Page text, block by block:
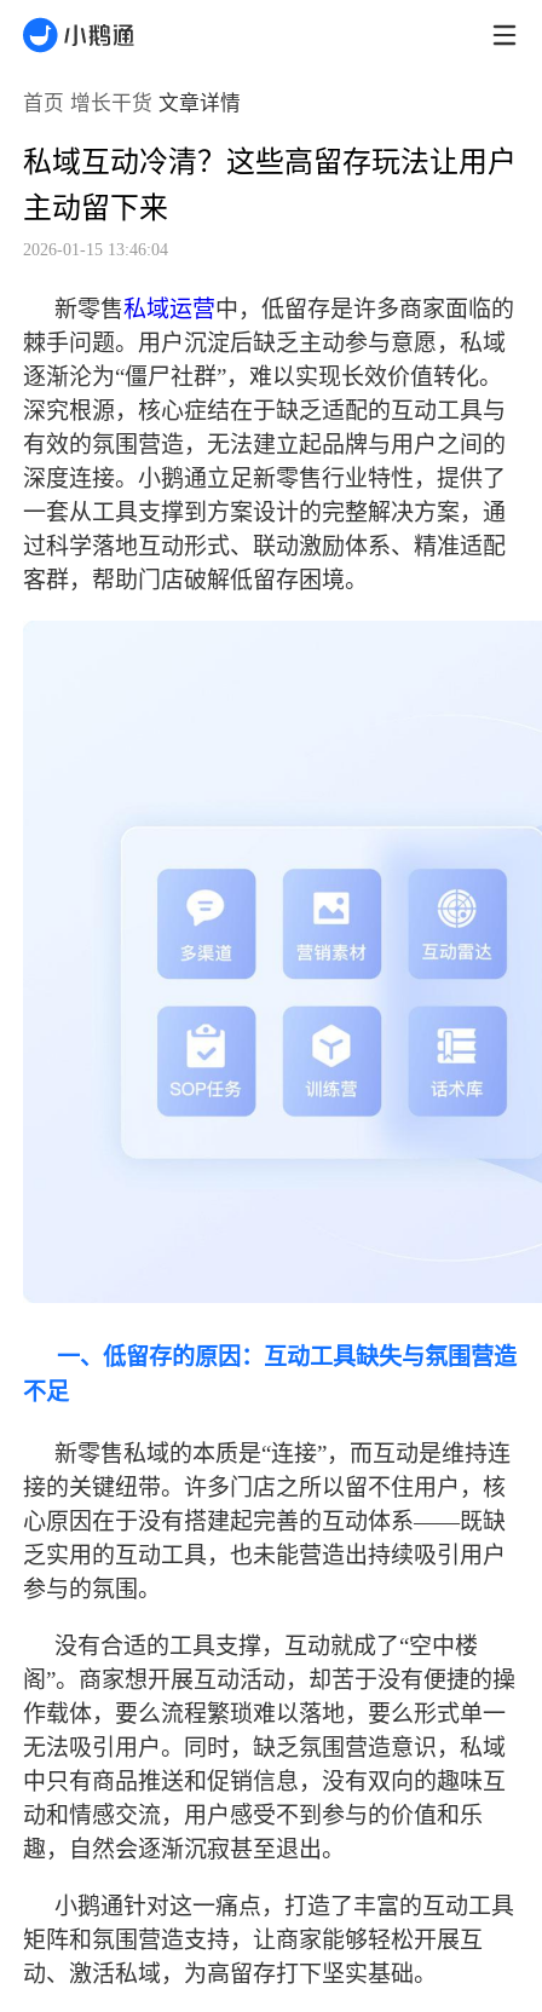
首页 增长干货 文章详情
私域互动冷清？这些高留存玩法让用户
主动留下来
2026-01-15 13:46:04
新零售私域运营中，低留存是许多商家面临的
棘手问题。用户沉淀后缺乏主动参与意愿，私域
逐渐沦为“僵尸社群”，难以实现长效价值转化。
深究根源，核心症结在于缺乏适配的互动工具与
有效的氛围营造，无法建立起品牌与用户之间的
深度连接。小鹅通立足新零售行业特性，提供了
一套从工具支撑到方案设计的完整解决方案，通
过科学落地互动形式、联动激励体系、精准适配
客群，帮助门店破解低留存困境。
一、低留存的原因：互动工具缺失与氛围营造
不足
新零售私域的本质是“连接”，而互动是维持连
接的关键纽带。许多门店之所以留不住用户，核
心原因在于没有搭建起完善的互动体系——既缺
乏实用的互动工具，也未能营造出持续吸引用户
参与的氛围。
没有合适的工具支撑，互动就成了“空中楼
阁”。商家想开展互动活动，却苦于没有便捷的操
作载体，要么流程繁琐难以落地，要么形式单一
无法吸引用户。同时，缺乏氛围营造意识，私域
中只有商品推送和促销信息，没有双向的趣味互
动和情感交流，用户感受不到参与的价值和乐
趣，自然会逐渐沉寂甚至退出。
小鹅通针对这一痛点，打造了丰富的互动工具
矩阵和氛围营造支持，让商家能够轻松开展互
动、激活私域，为高留存打下坚实基础。